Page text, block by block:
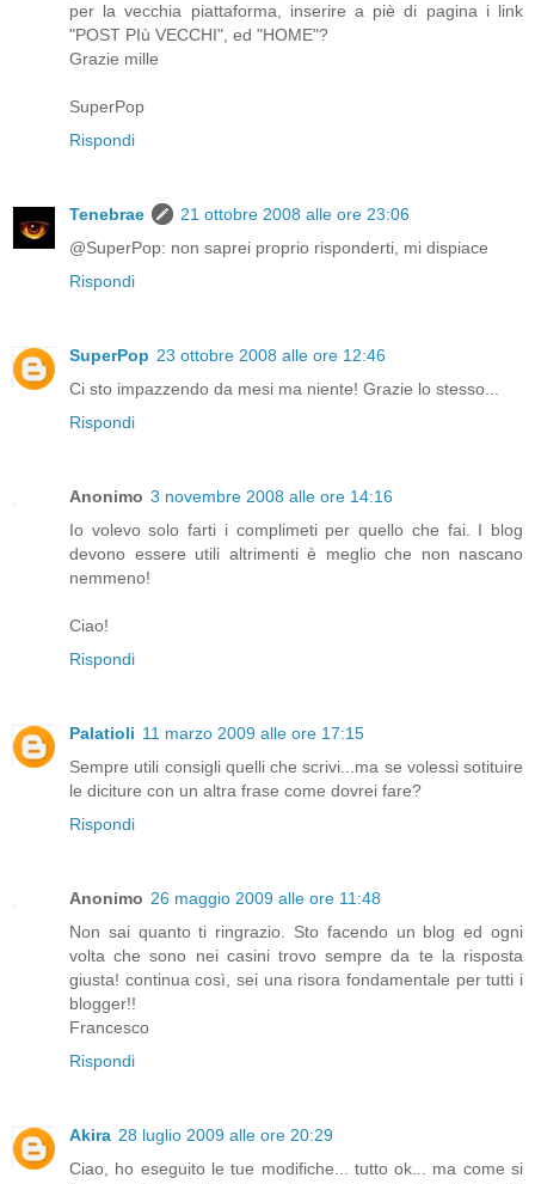
per la vecchia piattaforma, inserire a piè di pagina i link
"POST PIù VECCHI", ed "HOME"?
Grazie mille
SuperPop
Rispondi
Tenebrae
21 ottobre 2008 alle ore 23:06
@SuperPop: non saprei proprio risponderti, mi dispiace
Rispondi
SuperPop 23 ottobre 2008 alle ore 12:46
Ci sto impazzendo da mesi ma niente! Grazie lo stesso...
Rispondi
Anonimo 3 novembre 2008 alle ore 14:16
Io volevo solo farti i complimeti per quello che fai. I blog
devono essere utili altrimenti è meglio che non nascano
nemmeno!
Ciao!
Rispondi
Palatioli 11 marzo 2009 alle ore 17:15
Sempre utili consigli quelli che scrivi...ma se volessi sotituire
le diciture con un altra frase come dovrei fare?
Rispondi
Anonimo 26 maggio 2009 alle ore 11:48
Non sai quanto ti ringrazio. Sto facendo un blog ed ogni
volta che sono nei casini trovo sempre da te la risposta
giusta! continua così, sei una risora fondamentale per tutti i
blogger!!
Francesco
Rispondi
Akira 28 luglio 2009 alle ore 20:29
Ciao, ho eseguito le tue modifiche... tutto ok... ma come si